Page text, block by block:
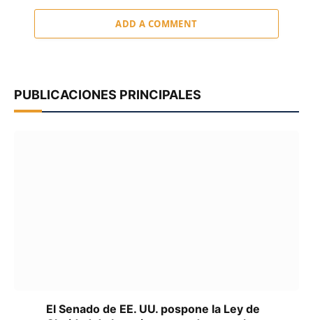
ADD A COMMENT
PUBLICACIONES PRINCIPALES
El Senado de EE. UU. pospone la Ley de